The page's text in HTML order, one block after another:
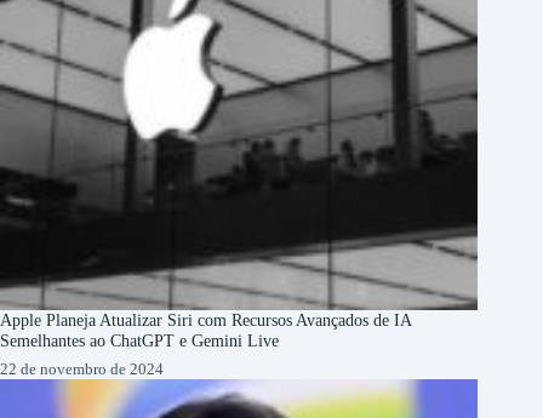
Apple Planeja Atualizar Siri com Recursos Avançados de IA
Semelhantes ao ChatGPT e Gemini Live
22 de novembro de 2024